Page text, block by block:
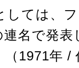
しては、
名で発表
1971年 /